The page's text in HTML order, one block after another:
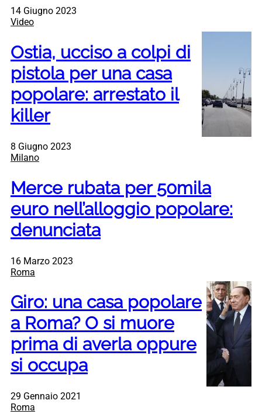
14 Giugno 2023
Video
Ostia, ucciso a colpi di
pistola per una casa
popolare: arrestato il
killer
8 Giugno 2023
Milano
Merce rubata per 50mila
euro nell’alloggio popolare:
denunciata
16 Marzo 2023
Roma
Giro: una casa popolare
a Roma? O si muore
prima di averla oppure
si occupa
29 Gennaio 2021
Roma